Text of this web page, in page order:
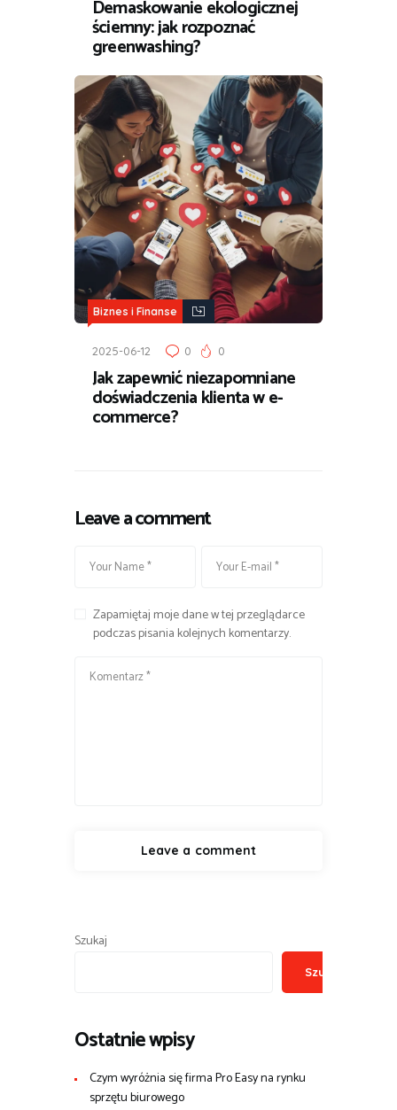
Demaskowanie ekologicznej
ściemny: jak rozpoznać
greenwashing?
Biznes i Finanse
2025-06-12 0 0
Jak zapewnić niezapomniane
doświadczenia klienta w e-
commerce?
Leave a comment
Zapamiętaj moje dane w tej przeglądarce
podczas pisania kolejnych komentarzy.
Szukaj
Szukaj
Ostatnie wpisy
Czym wyróżnia się firma Pro Easy na rynku
sprzętu biurowego